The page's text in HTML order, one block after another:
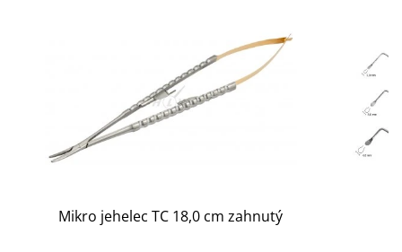
Mikro jehelec TC 18,0 cm zahnutý